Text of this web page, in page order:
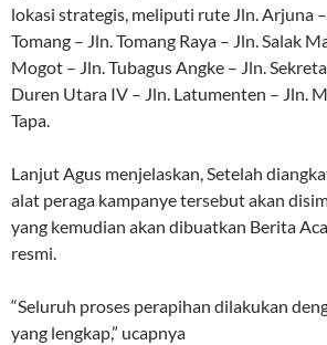
lokasi strategis, meliputi rute Jln. Arjuna –
Tomang – Jln. Tomang Raya – Jln. Salak
Mogot – Jln. Tubagus Angke – Jln.
Duren Utara IV – Jln. Latumenten – Jln.
Tapa.
Lanjut Agus menjelaskan, Setelah
alat peraga kampanye tersebut akan
yang kemudian akan dibuatkan Berita
resmi.
“Seluruh proses perapihan dilakukan
yang lengkap,” ucapnya